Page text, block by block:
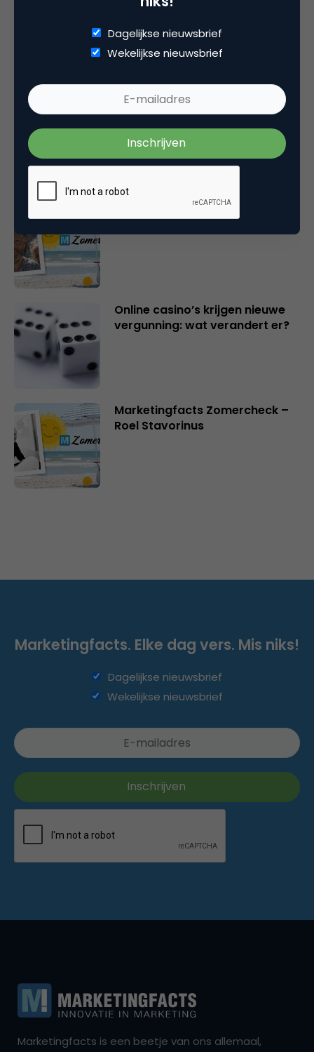
Marketingfacts Zomercheck –
Vita Kovalenko
Marketingfacts Zomercheck –
Online casino’s krijgen nieuwe
vergunning: wat verandert er?
Marketingfacts Zomercheck –
Roel Stavorinus
Dagelijkse nieuwsbrief
Wekelijkse nieuwsbrief
Marketingfacts. Elke dag vers. Mis niks!
Dagelijkse nieuwsbrief
Wekelijkse nieuwsbrief
Marketingfacts is een beetje van ons allemaal,